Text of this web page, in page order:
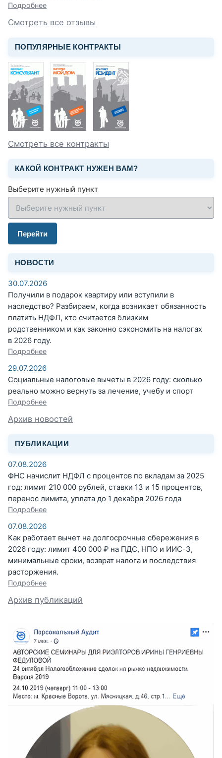
Подробнее
Смотреть все отзывы
ПОПУЛЯРНЫЕ КОНТРАКТЫ
Смотреть все контракты
КАКОЙ КОНТРАКТ НУЖЕН ВАМ?
Выберите нужный пункт
Перейти
НОВОСТИ
30.07.2026
Получили в подарок квартиру или вступили в
наследство? Разбираем, когда возникает обязанность
платить НДФЛ, кто считается близким
родственником и как законно сэкономить на налогах
в 2026 году.
Подробнее
29.07.2026
Социальные налоговые вычеты в 2026 году: сколько
реально можно вернуть за лечение, учебу и спорт
Подробнее
Архив новостей
ПУБЛИКАЦИИ
07.08.2026
ФНС начислит НДФЛ с процентов по вкладам за 2025
год: лимит 210 000 рублей, ставки 13 и 15 процентов,
перенос лимита, уплата до 1 декабря 2026 года
Подробнее
07.08.2026
Как работает вычет на долгосрочные сбережения в
2026 году: лимит 400 000 ₽ на ПДС, НПО и ИИС-3,
минимальные сроки, возврат налога и последствия
расторжения.
Подробнее
Архив публикаций